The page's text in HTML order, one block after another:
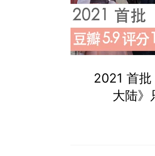
2021 首
大陆》